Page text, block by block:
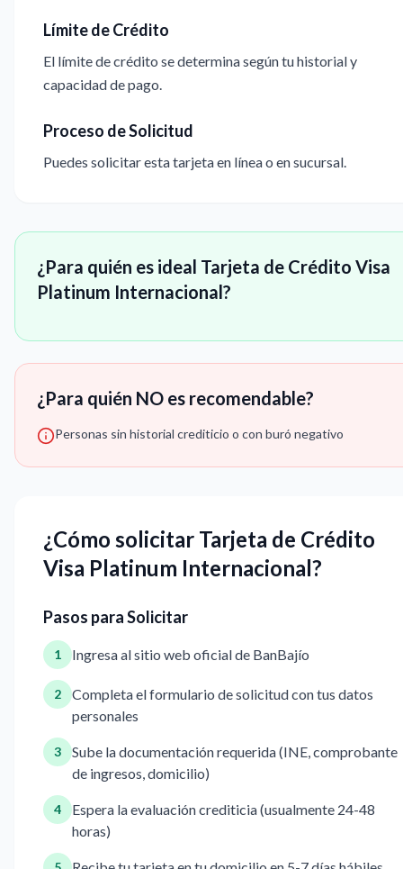
Límite de Crédito
El límite de crédito se determina según tu historial y
capacidad de pago.
Proceso de Solicitud
Puedes solicitar esta tarjeta en línea o en sucursal.
¿Para quién es ideal Tarjeta de Crédito Visa
Platinum Internacional?
¿Para quién NO es recomendable?
Personas sin historial crediticio o con buró negativo
¿Cómo solicitar Tarjeta de Crédito
Visa Platinum Internacional?
Pasos para Solicitar
1 Ingresa al sitio web oficial de BanBajío
2
Completa el formulario de solicitud con tus datos
personales
3
Sube la documentación requerida (INE, comprobante
de ingresos, domicilio)
4
Espera la evaluación crediticia (usualmente 24-48
horas)